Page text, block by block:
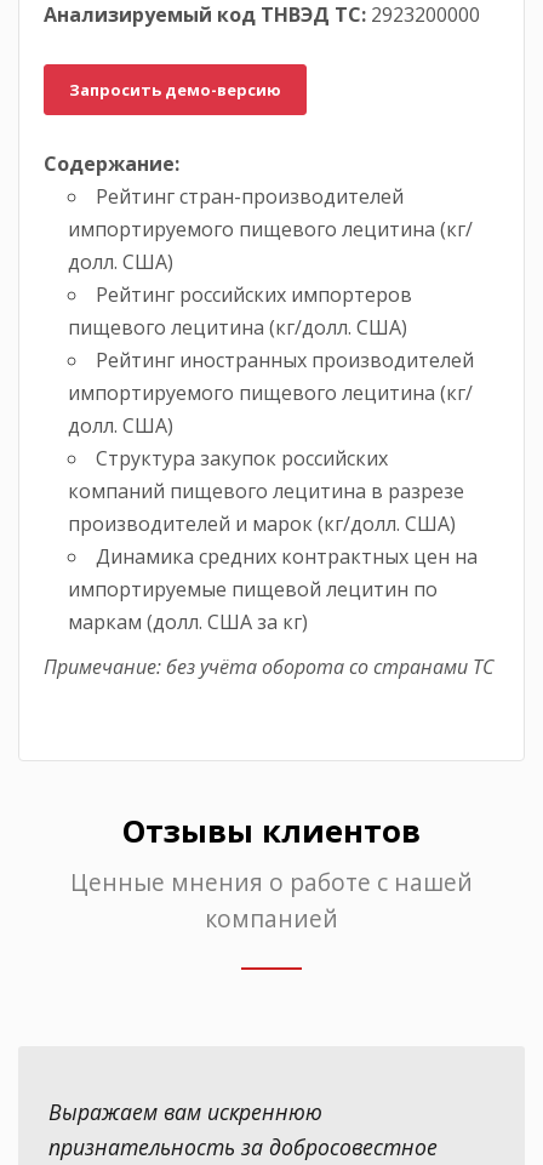
Анализируемый код ТНВЭД ТС: 2923200000
Запросить демо-версию
Содержание:
Рейтинг стран-производителей
импортируемого пищевого лецитина (кг/
долл. США)
Рейтинг российских импортеров
пищевого лецитина (кг/долл. США)
Рейтинг иностранных производителей
импортируемого пищевого лецитина (кг/
долл. США)
Структура закупок российских
компаний пищевого лецитина в разрезе
производителей и марок (кг/долл. США)
Динамика средних контрактных цен на
импортируемые пищевой лецитин по
маркам (долл. США за кг)
Примечание: без учёта оборота со странами ТС
Отзывы клиентов
Ценные мнения о работе с нашей
компанией
Выражаем вам искреннюю
признательность за добросовестное